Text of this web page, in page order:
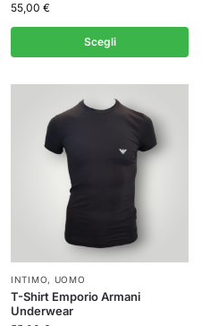
55,00 €
Scegli
INTIMO, UOMO
T-Shirt Emporio Armani
Underwear